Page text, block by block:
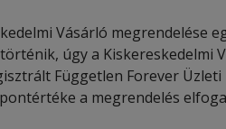
Vásárló megrendelése
úgy a Kiskereskedelmi
Független Forever
a megrendelés